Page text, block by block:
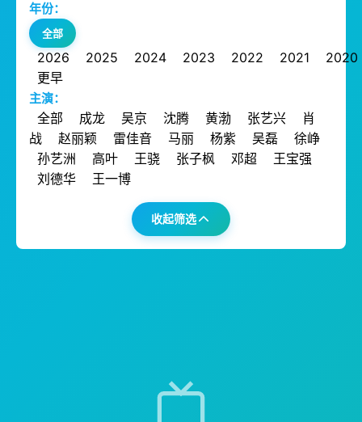
年份：
全部
2026 2025 2024 2023 2022 2021
2020
更早
主演：
全部 成龙 吴京 沈腾 黄渤 张艺兴
肖
战
赵丽颖 雷佳音 马丽 杨紫 吴磊
徐峥
孙艺洲
高叶 王骁 张子枫 邓超
王宝强
刘德华
王一博
收起筛选